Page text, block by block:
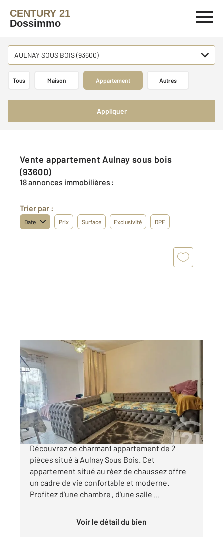
CENTURY 21
Dossimmo
AULNAY SOUS BOIS (93600)
Tous Maison Appartement Autres
Appliquer
Vente appartement Aulnay sous bois
(93600)
18 annonces immobilières :
Trier par :
Date Prix Surface Exclusivité DPE
AULNAY SOUS BOIS 93
42 m
, 2 pièces
Ref : 2361
Appartement F2 à vendre
109 000 €
AULNAY SOUS BOIS - PROCHE LIGNE 16
Découvrez ce charmant appartement de 2
pièces situé à Aulnay Sous Bois. Cet
appartement situé au réez de chaussez offre
un cadre de vie confortable et moderne.
Profitez d'une chambre , d'une salle ...
Voir le détail du bien